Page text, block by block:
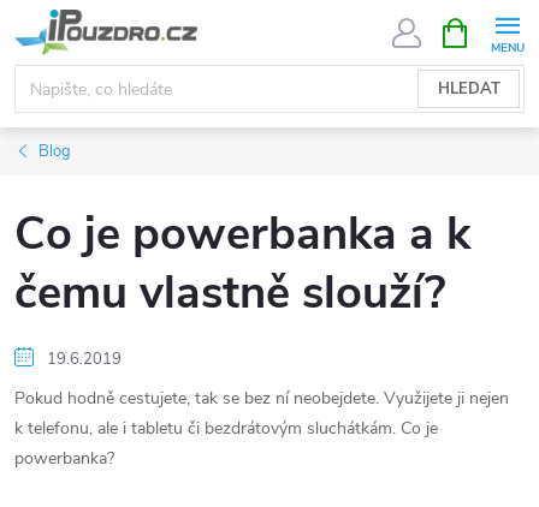
na
obsah
HLEDAT
NÁKUPNÍ
KOŠÍK
Blog
Co je powerbanka a k
čemu vlastně slouží?
19.6.2019
Pokud hodně cestujete, tak se bez ní neobejdete. Využijete ji nejen
k telefonu, ale i tabletu či bezdrátovým sluchátkám. Co je
powerbanka?